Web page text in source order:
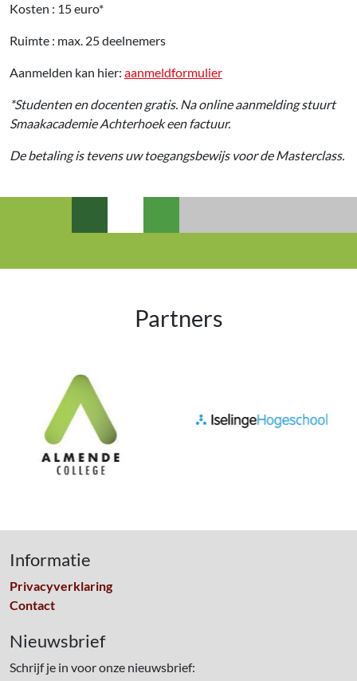
Kosten : 15 euro*
Ruimte : max. 25 deelnemers
Aanmelden kan hier: aanmeldformulier
*Studenten en docenten gratis. Na online aanmelding stuurt
Smaakacademie Achterhoek een factuur.
De betaling is tevens uw toegangsbewijs voor de Masterclass.
Partners
Informatie
Privacyverklaring
Contact
Nieuwsbrief
Schrijf je in voor onze nieuwsbrief: